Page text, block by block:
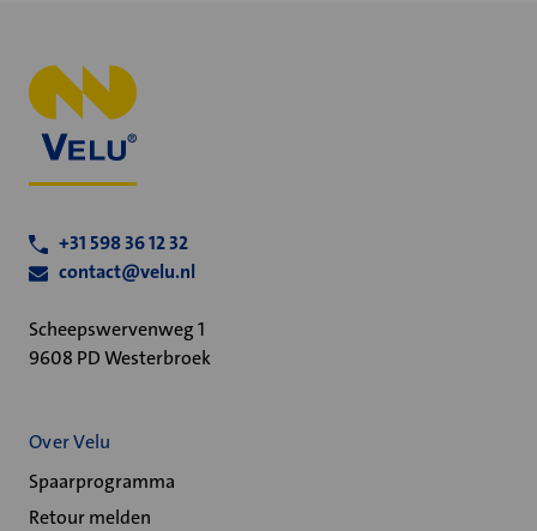
+31 598 36 12 32
contact@velu.nl
Scheepswervenweg 1
9608 PD Westerbroek
Over Velu
Spaarprogramma
Retour melden